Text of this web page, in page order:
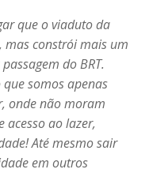
que o viaduto da
mas constrói mais um
do BRT.
somos apenas
onde não moram
acesso ao lazer,
Até mesmo sair
em outros